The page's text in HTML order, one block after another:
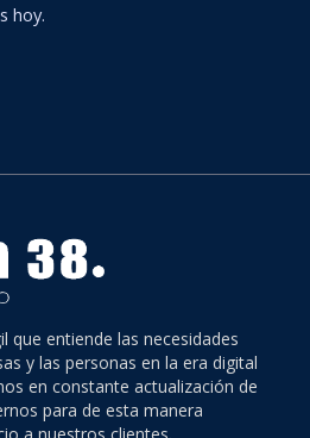
hoy.
que entiende las necesidades
y las personas en la era digital
en constante actualización de
para de esta manera